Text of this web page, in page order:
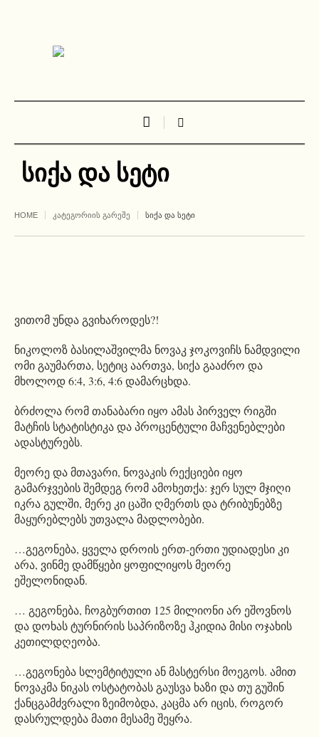
სიქა და სეტი
HOME ᲙᲐᲢᲔᲒᲝᲠᲘᲘᲡ ᲒᲐᲠᲔᲨᲔ ᲡᲘᲥᲐ ᲓᲐ ᲡᲔᲢᲘ
ვითომ უნდა გვიხაროდეს?!
ნიკოლოზ ბასილაშვილმა ნოვაკ ჯოკოვიჩს ნამდვილი
ომი გაუმართა, სეტიც აართვა, სიქა გააძრო და
მხოლოდ 6:4, 3:6, 4:6 დამარცხდა.
ბრძოლა რომ თანაბარი იყო ამას პირველ რიგში
მატჩის სტატისტიკა და პროცენტული მაჩვენებლები
ადასტურებს.
მეორე და მთავარი, ნოვაკის რექციები იყო
გამარჯვების შემდეგ რომ ამოხეთქა: ჯერ სულ მჯიღი
იკრა გულში, მერე კი ცაში ღმერთს და ტრიბუნებზე
მაყურებლებს უთვალა მადლობები.
…გეგონება, ყველა დროის ერთ-ერთი უდიადესი კი
არა, ვინმე დამწყები ყოფილიყოს მეორე
ეშელონიდან.
… გეგონება, ჩოგბურთით 125 მილიონი არ ეშოვნოს
და დოხას ტურნირის საპრიზოზე ჰკიდია მისი ოჯახის
კეთილდღეობა.
…გეგონება სლემტიტული ან მასტერსი მოეგოს. ამით
ნოვაკმა ნიკას ოსტატობას გაუსვა ხაზი და თუ გუშინ
ქანცგამძვრალი ზეიმობდა, კაცმა არ იცის, როგორ
დასრულდება მათი მესამე შეყრა.